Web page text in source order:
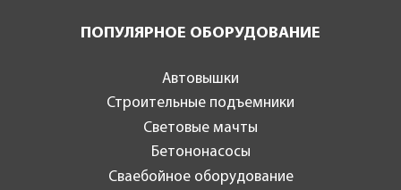
ПОПУЛЯРНОЕ ОБОРУДОВАНИЕ
Автовышки
Строительные подъемники
Световые мачты
Бетононасосы
Сваебойное оборудование